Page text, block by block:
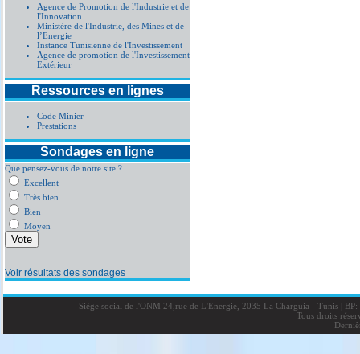
Agence de Promotion de l'Industrie et de
l'Innovation
Ministère de l'Industrie, des Mines et de
l’Energie
Instance Tunisienne de l'Investissement
Agence de promotion de l'Investissement
Extérieur
Ressources en lignes
Code Minier
Prestations
Sondages en ligne
Que pensez-vous de notre site ?
Excellent
Très bien
Bien
Moyen
Voir résultats des sondages
Siège social de l'ONM 24,rue de L'Energie, 2035 La Charguia - Tunis |BP:
Tous droits